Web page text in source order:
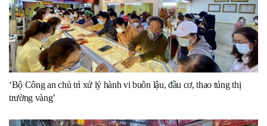
‘Bộ Công an chủ trì xử lý hành vi buôn lậu, đầu cơ, thao túng thị
trường vàng’